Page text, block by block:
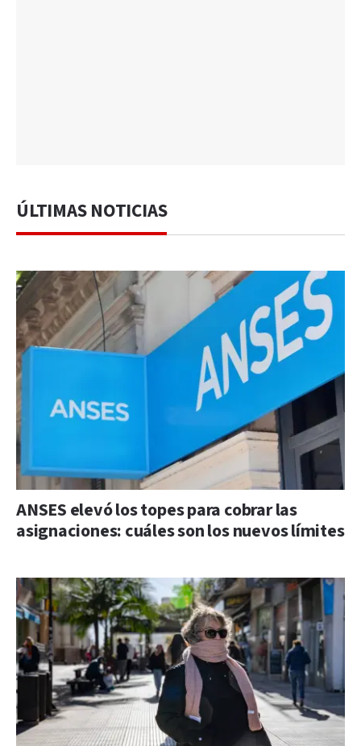
ÚLTIMAS NOTICIAS
ANSES elevó los topes para cobrar las
asignaciones: cuáles son los nuevos límites